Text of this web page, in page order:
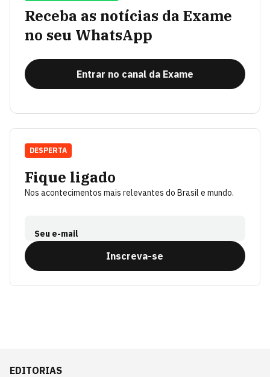
Receba as notícias da Exame
no seu WhatsApp
Entrar no canal da Exame
Fique ligado
Nos acontecimentos mais relevantes do Brasil e mundo.
Seu e-mail
Inscreva-se
DESPERTA
EDITORIAS